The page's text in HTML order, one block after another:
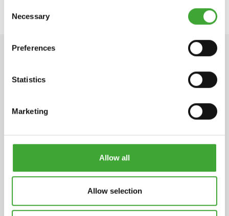
Selection
Necessary
Preferences
Statistics
Marketing
Allow all
Allow selection
pdf, 182 Ko
DURÉE DE STOCKAGE
2 ans et plus, si conservé dans son
conditionnement d’origine non ouvert.